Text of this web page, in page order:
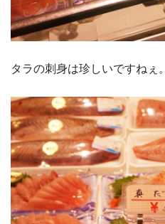
タラの刺身は珍しいですねぇ。